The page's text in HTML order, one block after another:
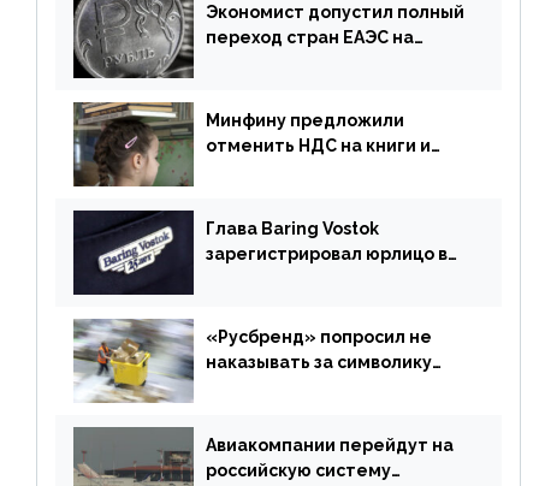
Экономист допустил полный
переход стран ЕАЭС на
Минфину предложили
отменить НДС на книги и
Глава Baring Vostok
зарегистрировал юрлицо в
«Русбренд» попросил не
наказывать за символику
Авиакомпании перейдут на
российскую систему